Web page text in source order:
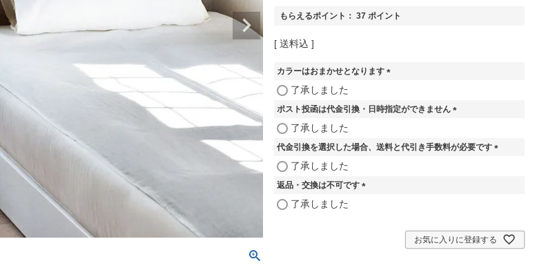
もらえるポイント： 37 ポイント
送料込
カラーはおまかせとなります
須
了承しました
ポスト投函は代金引換・日時指定ができません
須
了承しました
代金引換を選択した場合、送料と代引き手数料が必要です
了承しました
返品・交換は不可です
了承しました
お気に入りに登録する